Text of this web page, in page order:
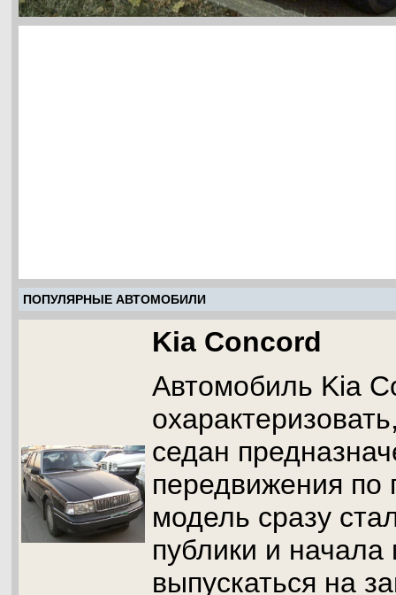
ПОПУЛЯРНЫЕ АВТОМОБИЛИ
Kia Concord
Автомобиль Kia
седан
передвижения по
модель сразу
публики и начала
выпускаться на